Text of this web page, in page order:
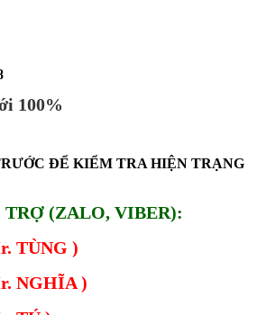
100%
ĐỂ KIỂM TRA HIỆN TRẠNG
(ZALO, VIBER):
TÙNG )
NGHĨA )